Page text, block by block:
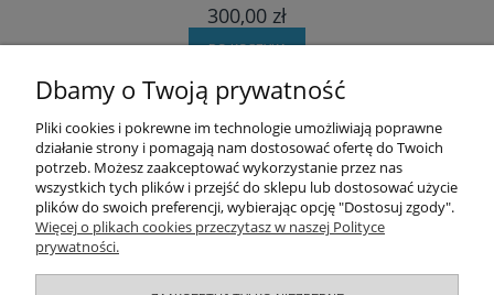
300,00 zł
DO KOSZYKA
Moje konto
Zamówienia
Informacje
Dbamy o Twoją prywatność
Pliki cookies i pokrewne im technologie umożliwiają poprawne
działanie strony i pomagają nam dostosować ofertę do Twoich
potrzeb. Możesz zaakceptować wykorzystanie przez nas
wszystkich tych plików i przejść do sklepu lub dostosować użycie
plików do swoich preferencji, wybierając opcję "Dostosuj zgody".
Więcej o plikach cookies przeczytasz w naszej Polityce
prywatności.